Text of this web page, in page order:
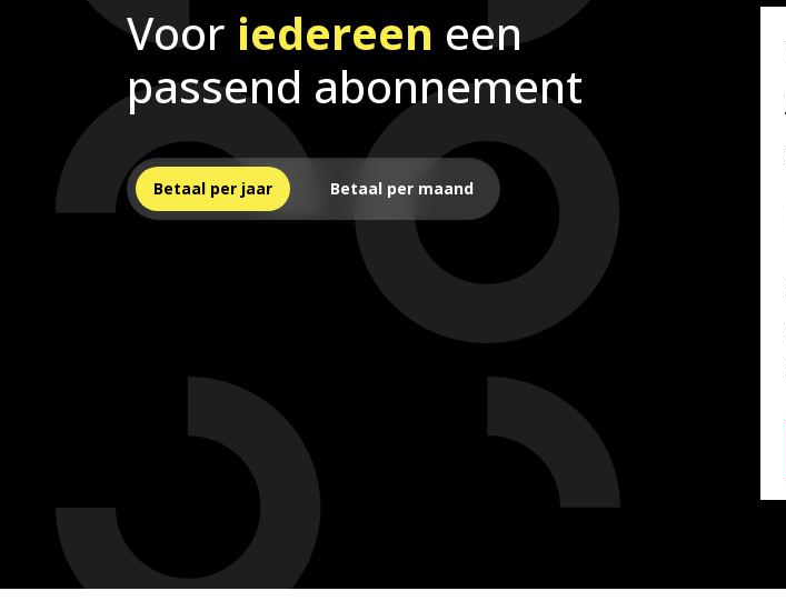
Voor iedereen een
passend abonnement
Betaal per jaar Betaal per maand